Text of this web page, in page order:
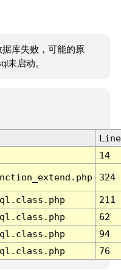
库失败，可能的原
未启动。
Line
14
324
211
62
94
76